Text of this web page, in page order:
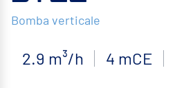
Bomba verticale
2.9 m³/h 4 mCE